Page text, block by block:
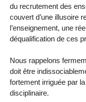
du recrutement des
couvert d’une illusoire
l’enseignement, une
déqualification de ces
Nous rappelons
doit être
fortement irriguée par
disciplinaire.